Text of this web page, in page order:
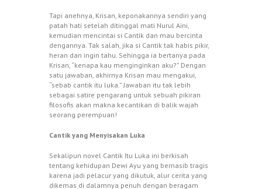
Tapi anehnya, Krisan, keponakannya sendiri yang
patah hati setelah ditinggal mati Nurul Aini,
kemudian mencintai si Cantik dan mau bercinta
dengannya. Tak salah, jika si Cantik tak habis pikir,
heran dan ingin tahu. Sehingga ia bertanya pada
Krisan, “kenapa kau menginginkan aku?” Dengan
satu jawaban, akhirnya Krisan mau mengakui,
“sebab cantik itu luka.” Jawaban itu tak lebih
sebagai satire pengarang untuk sebuah pikiran
filosofis akan makna kecantikan di balik wajah
seorang perempuan!
Cantik yang Menyisakan Luka
Sekalipun novel Cantik Itu Luka ini berkisah
tentang kehidupan Dewi Ayu yang bernasib tragis
karena jadi pelacur yang dikutuk, alur cerita yang
dikemas di dalamnya penuh dengan beragam